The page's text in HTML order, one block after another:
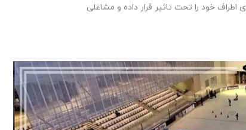
خود را تحت تاثیر قرار داده و مشاغلی